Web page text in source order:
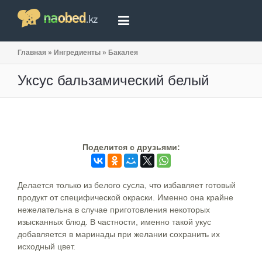
Главная » Ингредиенты » Бакалея
Уксус бальзамический белый
Поделится c друзьями:
Делается только из белого сусла, что избавляет готовый
продукт от специфической окраски. Именно она крайне
нежелательна в случае приготовления некоторых
изысканных блюд. В частности, именно такой укус
добавляется в маринады при желании сохранить их
исходный цвет.